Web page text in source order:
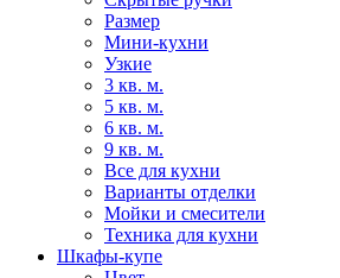
Размер
Мини-кухни
Узкие
3 кв. м.
5 кв. м.
6 кв. м.
9 кв. м.
Все для кухни
Варианты отделки
Мойки и смесители
Техника для кухни
Шкафы-купе